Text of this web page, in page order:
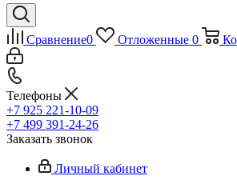
Сравнение0 Отложенные 0
Телефоны
+7 925 221-10-09
+7 499 391-24-26
Заказать звонок
Личный кабинет